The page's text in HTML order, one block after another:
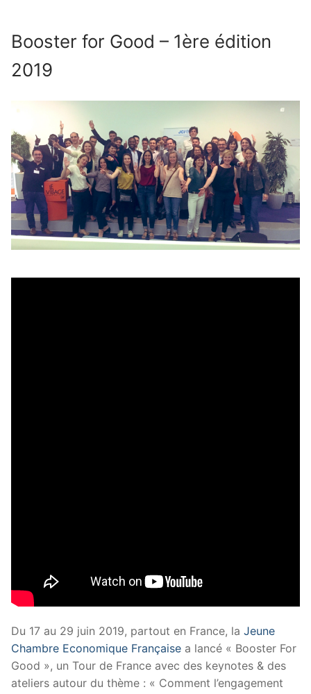
Booster for Good – 1ère édition
2019
Du 17 au 29 juin 2019, partout en France, la Jeune
Chambre Economique Française a lancé « Booster For
Good », un Tour de France avec des keynotes & des
ateliers autour du thème : « Comment l’engagement